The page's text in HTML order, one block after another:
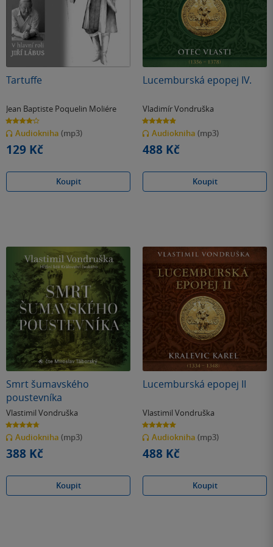
Tartuffe
Jean Baptiste Poquelin Moliére
4.2
z
5
hvězdiček
Audiokniha (mp3)
129 Kč
Koupit
Lucemburská epopej IV.
Vladimír Vondruška
4.9
z
5
hvězdiček
Audiokniha (mp3)
488 Kč
Koupit
Smrt šumavského
poustevníka
Vlastimil Vondruška
4.7
z
5
hvězdiček
Audiokniha (mp3)
388 Kč
Koupit
Lucemburská epopej II
Vlastimil Vondruška
5.0
z
5
hvězdiček
Audiokniha (mp3)
488 Kč
Koupit